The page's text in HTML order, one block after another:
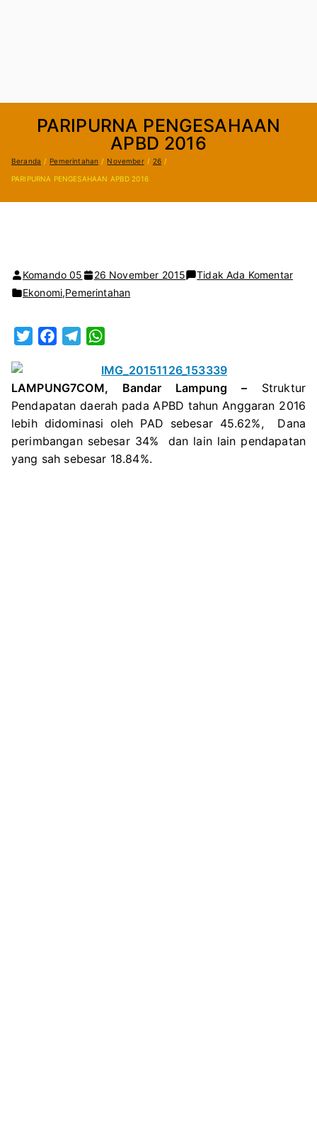
PARIPURNA PENGESAHAAN
APBD 2016
Beranda Pemerintahan November 26
PARIPURNA PENGESAHAAN APBD 2016
Komando 05 26 November 2015 Tidak Ada Komentarpada
Ekonomi,Pemerintahan
t
t
e
r
e
b
o
o
k
e
g
r
a
m
a
t
s
A
p
LAMPUNG7COM, Bandar Lampung – Struktur
Pendapatan daerah pada APBD tahun Anggaran 2016
lebih didominasi oleh PAD sebesar 45.62%, Dana
perimbangan sebesar 34% dan lain lain pendapatan
yang sah sebesar 18.84%.